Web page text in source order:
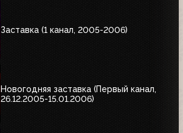
Заставка (1 канал, 2005-2006)
Новогодняя заставка (Первый канал,
26.12.2005-15.01.2006)